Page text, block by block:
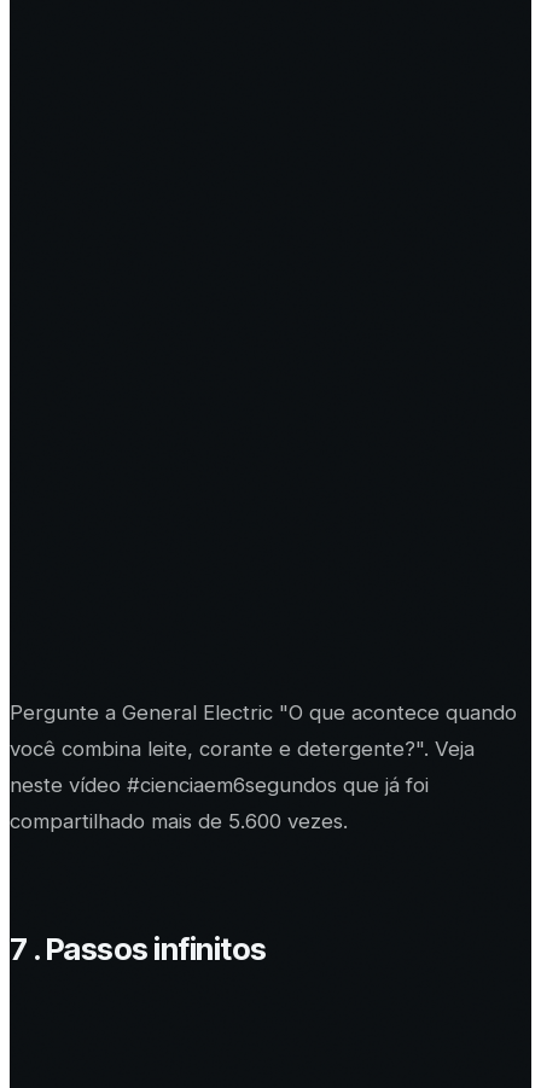
Pergunte a General Electric "O que acontece quando
você combina leite, corante e detergente?". Veja
neste vídeo #cienciaem6segundos que já foi
compartilhado mais de 5.600 vezes.
7 . Passos infinitos